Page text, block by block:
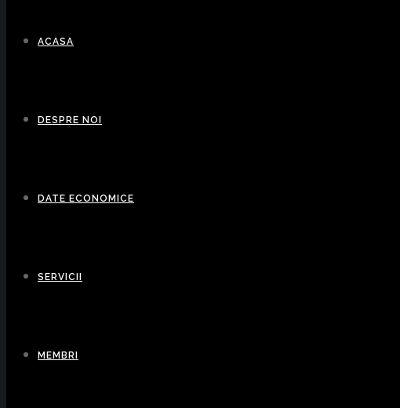
ACASA
DESPRE NOI
DATE ECONOMICE
SERVICII
MEMBRI